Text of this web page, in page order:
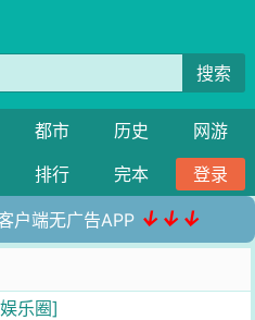
搜索
都市 历史
网游
排行 完本 登录
户端无广告APP ↓↓↓
乐圈]